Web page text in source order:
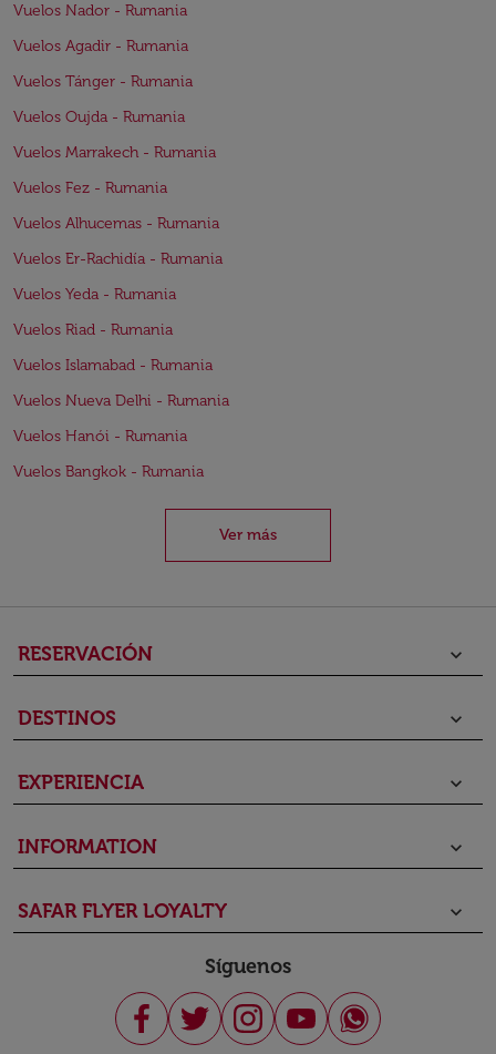
Vuelos Nador - Rumania
Vuelos Agadir - Rumania
Vuelos Tánger - Rumania
Vuelos Oujda - Rumania
Vuelos Marrakech - Rumania
Vuelos Fez - Rumania
Vuelos Alhucemas - Rumania
Vuelos Er-Rachidía - Rumania
Vuelos Yeda - Rumania
Vuelos Riad - Rumania
Vuelos Islamabad - Rumania
Vuelos Nueva Delhi - Rumania
Vuelos Hanói - Rumania
Vuelos Bangkok - Rumania
Ver más
RESERVACIÓN keyboard_arrow_down
DESTINOS keyboard_arrow_down
EXPERIENCIA keyboard_arrow_down
INFORMATION keyboard_arrow_down
SAFAR FLYER LOYALTY keyboard_arrow_down
Síguenos